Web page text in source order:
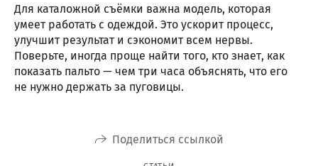
Для каталожной съёмки важна модель, которая
умеет работать с одеждой. Это ускорит процесс,
улучшит результат и сэкономит всем нервы.
Поверьте, иногда проще найти того, кто знает, как
показать пальто — чем три часа объяснять, что его
не нужно держать за пуговицы.
Поделиться ссылкой